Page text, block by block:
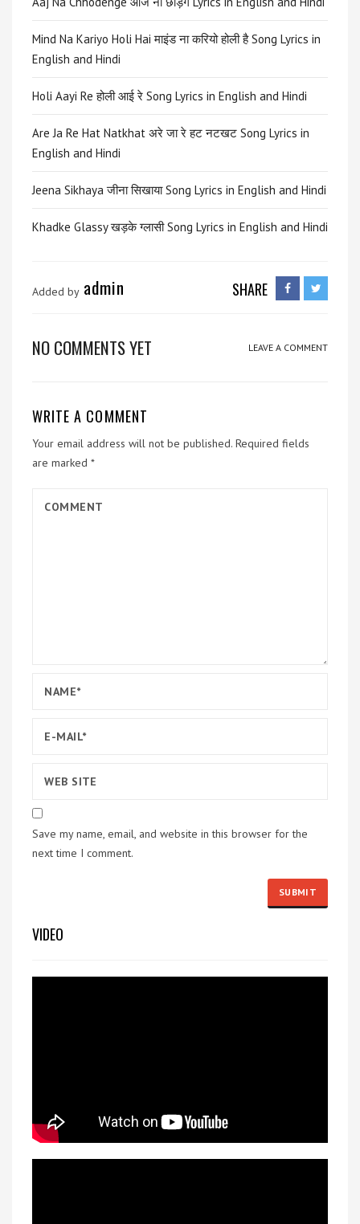
Mind Na Kariyo Holi Hai माइंड ना करियो होली है Song Lyrics in
English and Hindi
Holi Aayi Re होली आई रे Song Lyrics in English and Hindi
Are Ja Re Hat Natkhat अरे जा रे हट नटखट Song Lyrics in
English and Hindi
Jeena Sikhaya जीना सिखाया Song Lyrics in English and Hindi
Khadke Glassy खड़के ग्लासी Song Lyrics in English and Hindi
Added by admin SHARE
NO COMMENTS YET LEAVE A COMMENT
WRITE A COMMENT
Your email address will not be published. Required fields
are marked *
Save my name, email, and website in this browser for the
next time I comment.
VIDEO